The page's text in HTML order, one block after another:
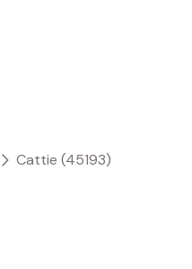
Cattie (45193)